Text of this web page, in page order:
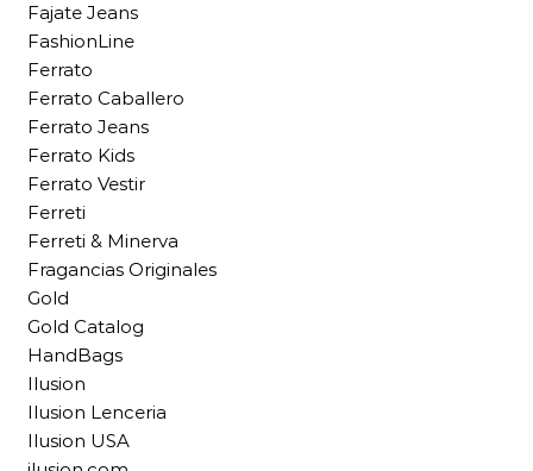
Fajate Jeans
FashionLine
Ferrato
Ferrato Caballero
Ferrato Jeans
Ferrato Kids
Ferrato Vestir
Ferreti
Ferreti & Minerva
Fragancias Originales
Gold
Gold Catalog
HandBags
Ilusion
Ilusion Lenceria
Ilusion USA